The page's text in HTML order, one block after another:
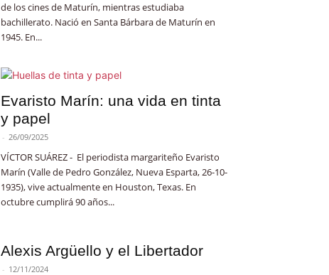
de los cines de Maturín, mientras estudiaba
bachillerato. Nació en Santa Bárbara de Maturín en
1945. En...
Evaristo Marín: una vida en tinta
y papel
- 26/09/2025
VÍCTOR SUÁREZ - El periodista margariteño Evaristo
Marín (Valle de Pedro González, Nueva Esparta, 26-10-
1935), vive actualmente en Houston, Texas. En
octubre cumplirá 90 años...
Alexis Argüello y el Libertador
- 12/11/2024